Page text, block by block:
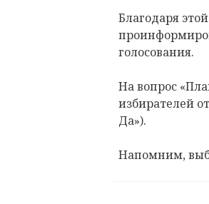
Благодаря
голосования.
На вопрос
избирателей
Да»).
Напомним,